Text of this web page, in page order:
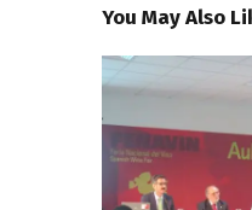
You May Also